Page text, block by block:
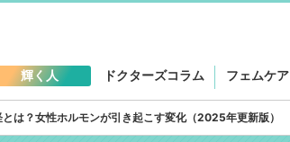
輝く人 ドクターズコラム フェムケア
は？女性ホルモンが引き起こす変化（2025年更新版）